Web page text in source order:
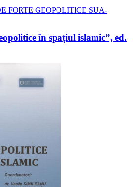
în spațiul islamic”, ed.